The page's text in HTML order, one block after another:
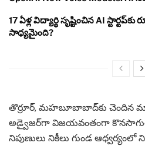
17 ఏళ్ల విద్యార్థి సృష్టించిన AI
సాధ్యమైంది?
తొర్రూర్, మహబూబాబాద్‌కు చెందిన
అడ్వైజర్‌గా విజయవంతంగా
నిపుణులు నికీలు గుండ ఆధ్వర్యంలో